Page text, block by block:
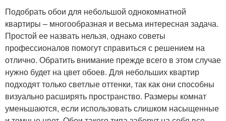
Подобрать обои для небольшой однокомнатной
квартиры – многообразная и весьма интересная задача.
Простой ее назвать нельзя, однако советы
профессионалов помогут справиться с решением на
отлично. Обратить внимание прежде всего в этом случае
нужно будет на цвет обоев. Для небольших квартир
подходят только светлые оттенки, так как они способны
визуально расширять пространство. Размеры комнат
уменьшаются, если использовать слишком насыщенные